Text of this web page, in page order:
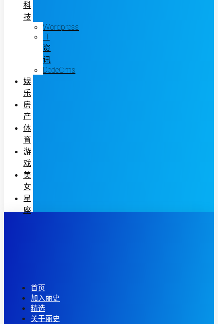
科
技
Wordpress
IT
资
讯
DedeCms
娱
乐
房
产
体
育
游
戏
美
女
星
座
首页
加入丽史
精选
关于丽史